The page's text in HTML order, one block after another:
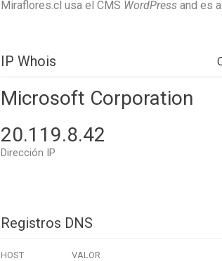
Miraflores.cl usa el CMS WordPress and es
IP Whois
Microsoft Corporation
20.119.8.42
Dirección IP
Registros DNS
HOST VALOR